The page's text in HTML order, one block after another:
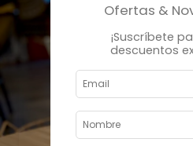
Ofertas &
¡Suscríbete
descuentos